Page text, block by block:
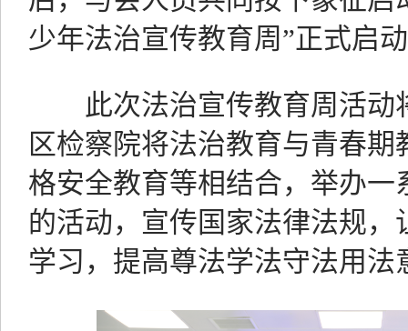
少年法治宣传教育周”正式启
此次法治宣传教育周活动
区检察院将法治教育与青春
格安全教育等相结合，举办
的活动，宣传国家法律法规
学习，提高尊法学法守法用法